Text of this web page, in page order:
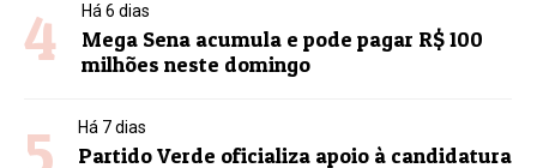
4 Há 6 dias
Mega Sena acumula e pode pagar R$ 100
milhões neste domingo
Há 7 dias
Partido Verde oficializa apoio à candidatura